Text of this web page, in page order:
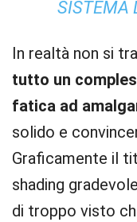
SISTEMA
In realtà non si
tutto un
fatica ad
solido e
Graficamente il
shading
di troppo visto